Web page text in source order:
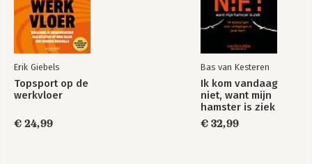
Erik Giebels
Topsport op de
werkvloer
€ 24,99
Bas van Kesteren
Ik kom vandaag
niet, want mijn
hamster is ziek
€ 32,99